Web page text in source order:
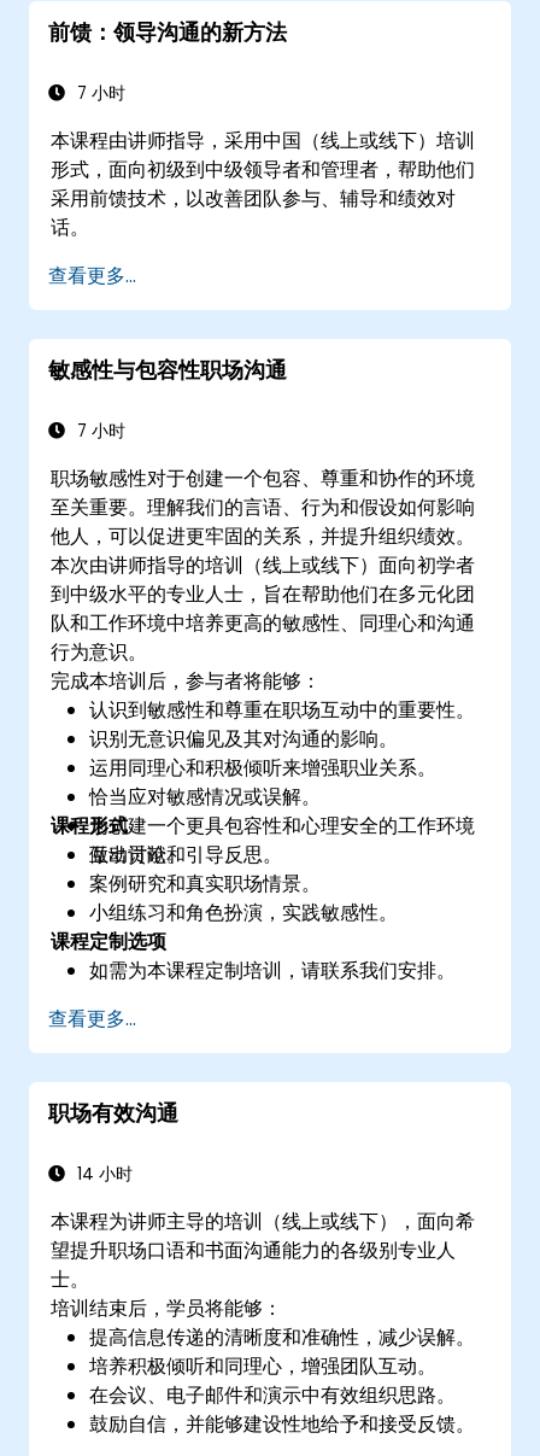
前馈：领导沟通的新方法
7 小时
本课程由讲师指导，采用中国（线上或线下）培训
形式，面向初级到中级领导者和管理者，帮助他们
采用前馈技术，以改善团队参与、辅导和绩效对
话。
查看更多...
敏感性与包容性职场沟通
7 小时
职场敏感性对于创建一个包容、尊重和协作的环境
至关重要。理解我们的言语、行为和假设如何影响
他人，可以促进更牢固的关系，并提升组织绩效。
本次由讲师指导的培训（线上或线下）面向初学者
到中级水平的专业人士，旨在帮助他们在多元化团
队和工作环境中培养更高的敏感性、同理心和沟通
行为意识。
完成本培训后，参与者将能够：
认识到敏感性和尊重在职场互动中的重要性。
识别无意识偏见及其对沟通的影响。
运用同理心和积极倾听来增强职业关系。
恰当应对敏感情况或误解。
为创建一个更具包容性和心理安全的工作环境
做出贡献。
课程形式
互动讨论和引导反思。
案例研究和真实职场情景。
小组练习和角色扮演，实践敏感性。
课程定制选项
如需为本课程定制培训，请联系我们安排。
查看更多...
职场有效沟通
14 小时
本课程为讲师主导的培训（线上或线下），面向希
望提升职场口语和书面沟通能力的各级别专业人
士。
培训结束后，学员将能够：
提高信息传递的清晰度和准确性，减少误解。
培养积极倾听和同理心，增强团队互动。
在会议、电子邮件和演示中有效组织思路。
鼓励自信，并能够建设性地给予和接受反馈。